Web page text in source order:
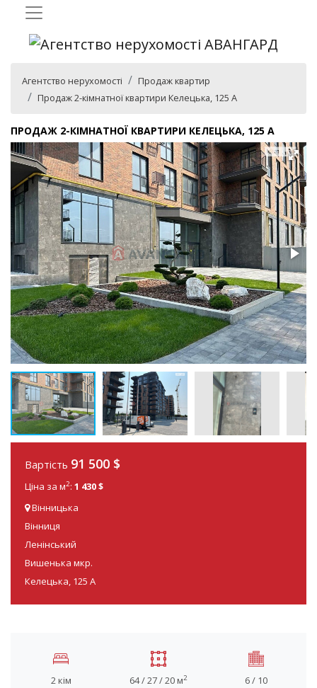
Агентство нерухомості
Продаж квартир
Продаж 2-кімнатної квартири Келецька, 125 А
ПРОДАЖ 2-КІМНАТНОЇ КВАРТИРИ КЕЛЕЦЬКА, 125 А
Вартість 91 500 $
Ціна за м2: 1 430 $
Вінницька
Вінниця
Ленінський
Вишенька мкр.
Келецька, 125 А
2 кім 64 / 27 / 20 м2 6 / 10